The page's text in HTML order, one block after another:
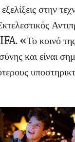
εξελίξεις στην
«Το κοινό
και είναι